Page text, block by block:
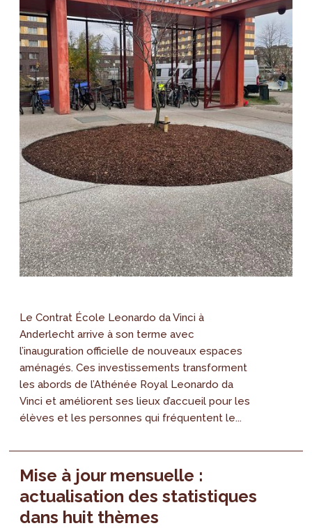
Le Contrat École Leonardo da Vinci à
Anderlecht arrive à son terme avec
l’inauguration officielle de nouveaux espaces
aménagés. Ces investissements transforment
les abords de l’Athénée Royal Leonardo da
Vinci et améliorent ses lieux d’accueil pour les
élèves et les personnes qui fréquentent le...
Mise à jour mensuelle :
actualisation des statistiques
dans huit thèmes